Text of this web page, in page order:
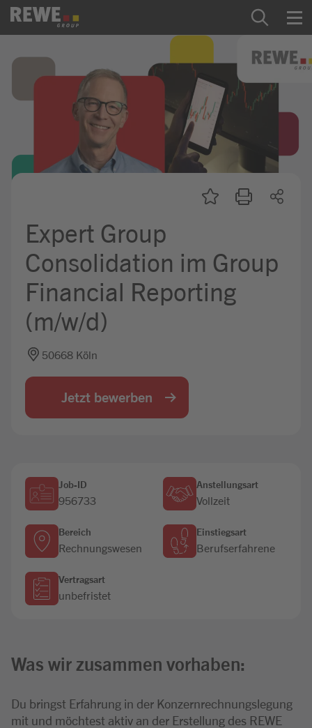
Zum Inhalt springen
Startseite
REWE Group als Arbeitgeber
Ausbildung & Studium
Praktikum & Werkstudium
Mein Kandidat:innenprofil
Expert Group
Consolidation im Group
Financial Reporting
(m/w/d)
50668 Köln
Jetzt bewerben
Job-ID
956733
Anstellungsart
Vollzeit
Bereich
Rechnungswesen
Einstiegsart
Berufserfahrene
Vertragsart
unbefristet
Was wir zusammen vorhaben:
Du bringst Erfahrung in der Konzernrechnungslegung
mit und möchtest aktiv an der Erstellung des REWE